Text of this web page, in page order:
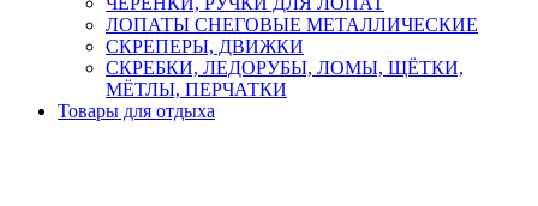
ЛОПАТЫ СНЕГОВЫЕ МЕТАЛЛИЧЕСКИЕ
СКРЕПЕРЫ, ДВИЖКИ
СКРЕБКИ, ЛЕДОРУБЫ, ЛОМЫ, ЩЁТКИ,
МЁТЛЫ, ПЕРЧАТКИ
Товары для отдыха